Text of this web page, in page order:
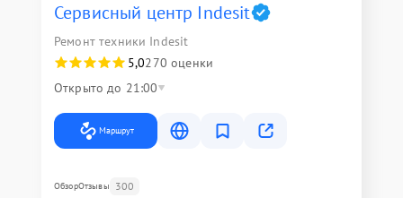
Сервисный центр Indesit
Ремонт техники Indesit
5,0270 оценки
Открыто до 21:00
Маршрут
ОбзорОтзывы 300